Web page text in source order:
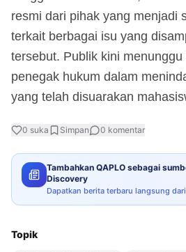
resmi dari pihak yang menjadi
terkait berbagai isu yang
tersebut. Publik kini
penegak hukum dalam
yang telah disuarakan
0 suka Simpan 0 komentar
Tambahkan QAPLO sebagai
Discovery
Dapatkan berita terbaru langsung
Topik